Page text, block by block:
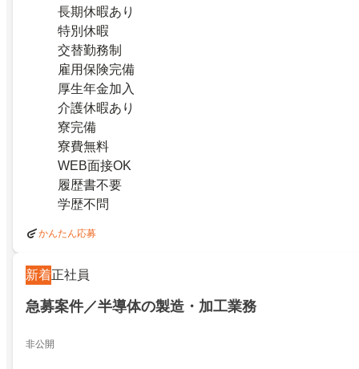
長期休暇あり
特別休暇
交替勤務制
雇用保険完備
厚生年金加入
介護休暇あり
寮完備
寮費無料
WEB面接OK
履歴書不要
学歴不問
かんたん応募
新着正社員
急募案件／半導体の製造・加工業務
非公開